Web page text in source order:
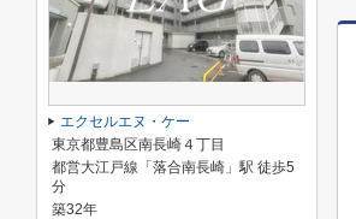
エクセルエヌ・ケー
東京都豊島区南長崎４丁目
都営大江戸線「落合南長崎」駅 徒歩5
分
築32年